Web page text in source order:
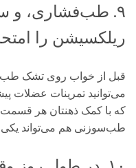
۹. طب‌فشاری، و
ریلکسیشن را
قبل از خواب روی تشک طب
می‌توانید تمرینات عضلات
که با کمک ذهنتان هر قسمت
طب‌سوزنی هم می‌تواند یکی